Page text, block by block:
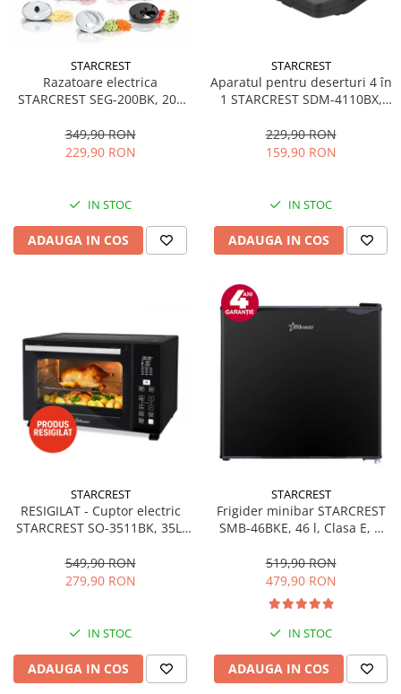
STARCREST
Razatoare electrica
STARCREST SEG-200BK, 200
349,90 RON
229,90 RON
IN STOC
ADAUGA IN COS
STARCREST
Aparatul pentru deserturi 4 în
1 STARCREST SDM-4110BX,
invelis ceramic pentru vafe,
nuci, gogosi si smile
229,90 RON
159,90 RON
IN STOC
ADAUGA IN COS
STARCREST
RESIGILAT - Cuptor electric
STARCREST SO-3511BK, 35L,
Programe predefinite,
Interfata digitala, Negru
549,90 RON
279,90 RON
IN STOC
ADAUGA IN COS
STARCREST
Frigider minibar STARCREST
SMB-46BKE, 46 l, Clasa E, H
519,90 RON
479,90 RON
IN STOC
ADAUGA IN COS